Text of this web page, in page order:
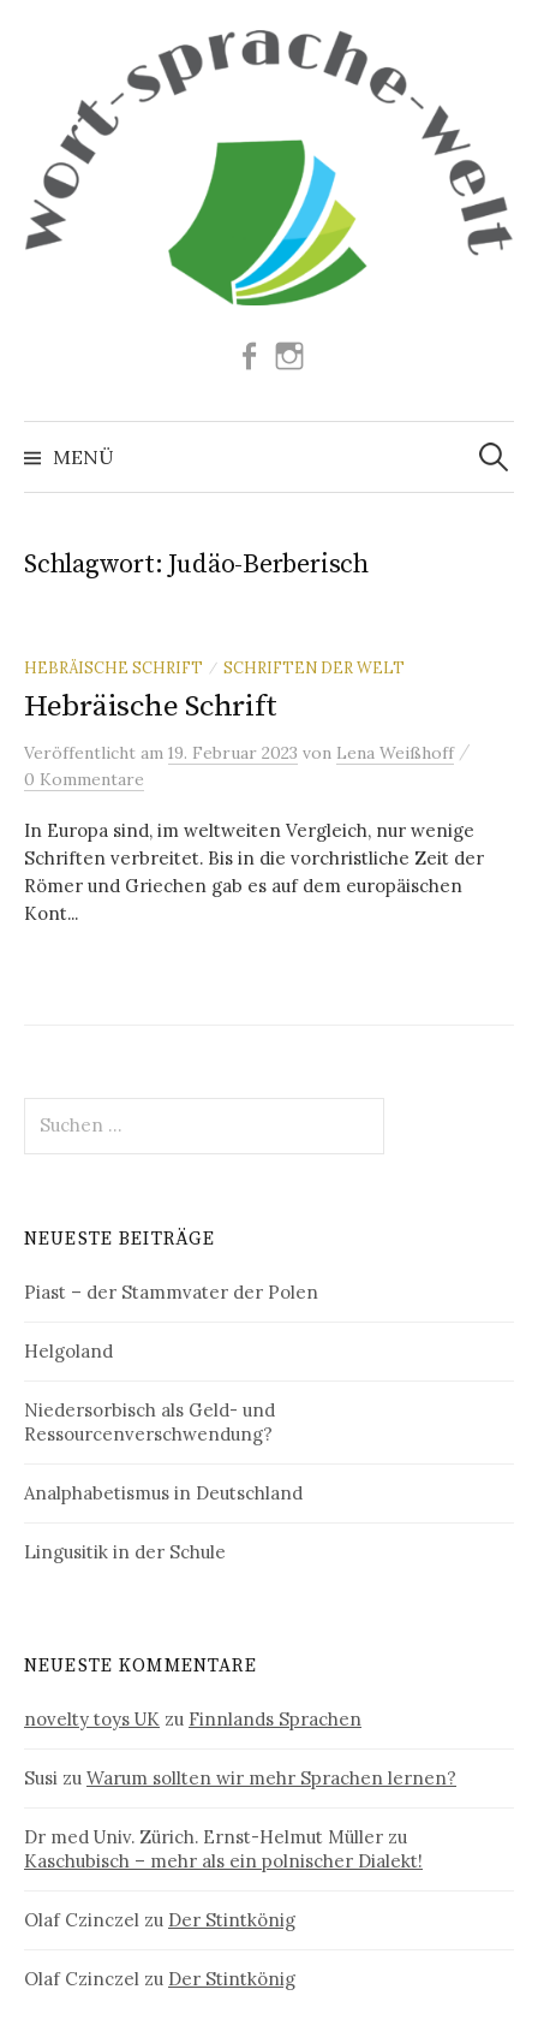
Facebook
MENÜ
Suchen
nach:
Schlagwort: Judäo-Berberisch
HEBRÄISCHE SCHRIFT / SCHRIFTEN DER WELT
Hebräische Schrift
Veröffentlicht am 19. Februar 2023 von Lena Weißhoff /
0 Kommentare
In Europa sind, im weltweiten Vergleich, nur wenige
Schriften verbreitet. Bis in die vorchristliche Zeit der
Römer und Griechen gab es auf dem europäischen
Kont...
nach:
NEUESTE BEITRÄGE
Piast – der Stammvater der Polen
Helgoland
Niedersorbisch als Geld- und
Ressourcenverschwendung?
Analphabetismus in Deutschland
Lingusitik in der Schule
NEUESTE KOMMENTARE
novelty toys UK zu Finnlands Sprachen
Susi zu Warum sollten wir mehr Sprachen lernen?
Dr med Univ. Zürich. Ernst-Helmut Müller zu
Kaschubisch – mehr als ein polnischer Dialekt!
Olaf Czinczel zu Der Stintkönig
Olaf Czinczel zu Der Stintkönig